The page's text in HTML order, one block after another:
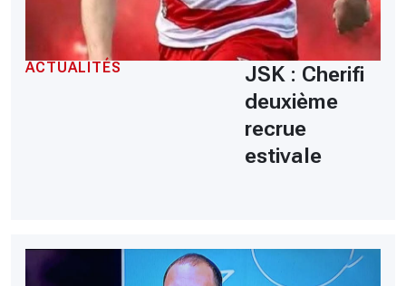
ACTUALITÉS
JSK : Cherifi
deuxième
recrue
estivale